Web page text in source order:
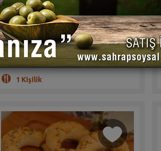
Tıpkı kuzu eti gibi, bütün tavuğu da tuzda
pişirebilirsiniz.
Hazırlama 1,5 saat
1 Kişilik